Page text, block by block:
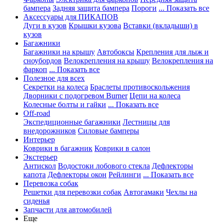
бампера Задняя защита бампера Пороги ... Показать все
Аксессуары для ПИКАПОВ
Дуги в кузов Крышки кузова Вставки (вкладыши) в
кузов
Багажники
Багажники на крышу Автобоксы Крепления для лыж и
сноубордов Велокрепления на крышу Велокрепления на
фаркоп ... Показать все
Полезное для всех
Секретки на колеса Браслеты противоскольжения
Дворники с подогревом Burner Цепи на колеса
Колесные болты и гайки ... Показать все
Off-road
Экспедиционные багажники Лестницы для
внедорожников Силовые бамперы
Интерьер
Коврики в багажник Коврики в салон
Экстерьер
Антискол Водостоки лобового стекла Дефлекторы
капота Дефлекторы окон Рейлинги ... Показать все
Перевозка собак
Решетки для перевозки собак Автогамаки Чехлы на
сиденья
Запчасти для автомобилей
Еще